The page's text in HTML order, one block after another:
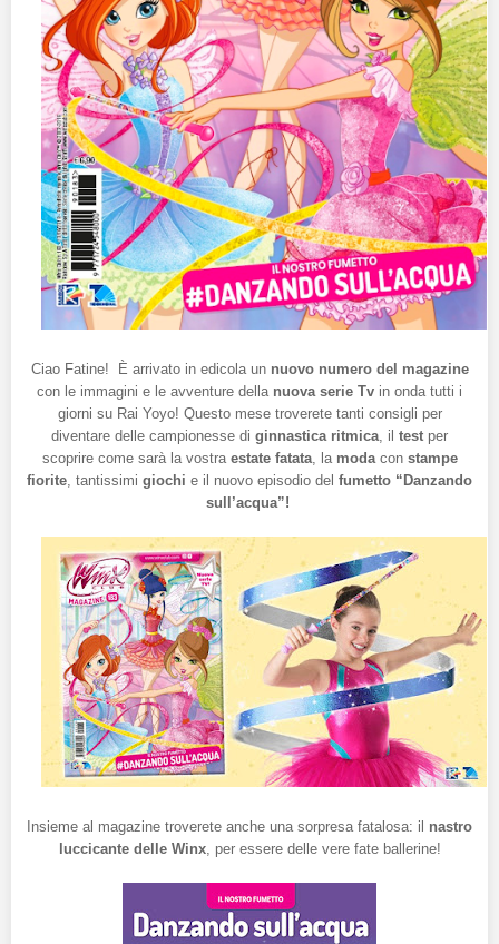
Ciao Fatine! È arrivato in edicola un nuovo numero del magazine
con le immagini e le avventure della nuova serie Tv in onda tutti i
giorni su Rai Yoyo! Questo mese troverete tanti consigli per
diventare delle campionesse di ginnastica ritmica, il test per
scoprire come sarà la vostra estate fatata, la modacon stampe
fiorite, tantissimi giochi e il nuovo episodio del fumetto “Danzando
sull’acqua”!
Insieme al magazine troverete anche una sorpresa fatalosa: il nastro
luccicante delle Winx, per essere delle vere fate ballerine!